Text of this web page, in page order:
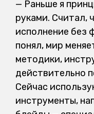
— Раньше я
руками. Считал,
исполнение без
понял, мир
методики,
действительно
Сейчас
инструменты,